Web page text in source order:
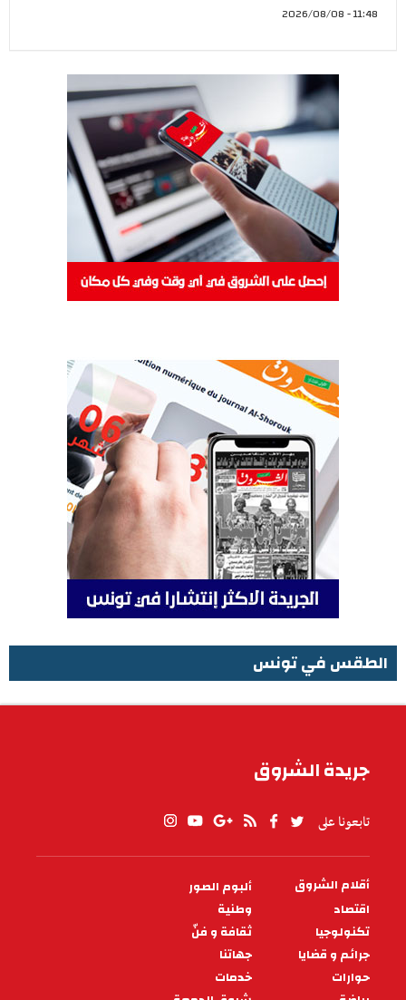
11:48 - 2026/08/08
الطقس في تونس
جريدة الشروق
تابعونا على
PIED
DE
PAGE
أقلام الشروق
ألبوم الصور
اقتصاد
وطنية
تكنولوجيا
ثقافة و فنّ
جرائم و قضايا
جهاتنا
حوارات
خدمات